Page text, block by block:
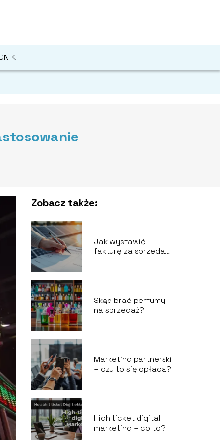
Zobacz także:
Jak wystawić
fakturę za sprzedaż
Skąd brać perfumy
na sprzedaż?
Marketing partnerski
– czy to się opłaca?
High ticket digital
marketing – co to?